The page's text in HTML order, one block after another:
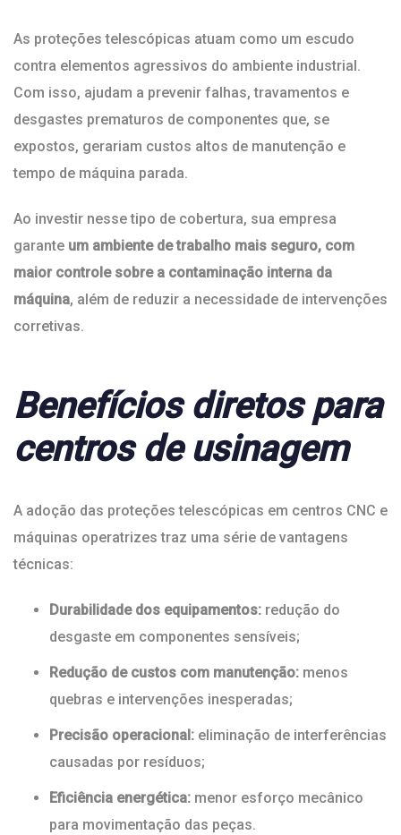
As proteções telescópicas atuam como um escudo
contra elementos agressivos do ambiente industrial.
Com isso, ajudam a prevenir falhas, travamentos e
desgastes prematuros de componentes que, se
expostos, gerariam custos altos de manutenção e
tempo de máquina parada.
Ao investir nesse tipo de cobertura, sua empresa
garante um ambiente de trabalho mais seguro, com
maior controle sobre a contaminação interna da
máquina, além de reduzir a necessidade de intervenções
corretivas.
Benefícios diretos para
centros de usinagem
A adoção das proteções telescópicas em centros CNC e
máquinas operatrizes traz uma série de vantagens
técnicas:
Durabilidade dos equipamentos: redução do
desgaste em componentes sensíveis;
Redução de custos com manutenção: menos
quebras e intervenções inesperadas;
Precisão operacional: eliminação de interferências
causadas por resíduos;
Eficiência energética: menor esforço mecânico
para movimentação das peças.